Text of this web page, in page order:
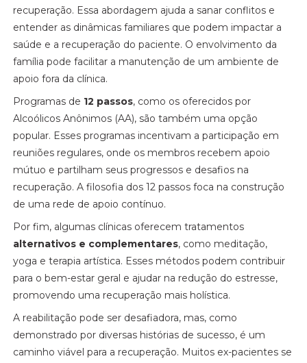
recuperação. Essa abordagem ajuda a sanar conflitos e
entender as dinâmicas familiares que podem impactar a
saúde e a recuperação do paciente. O envolvimento da
família pode facilitar a manutenção de um ambiente de
apoio fora da clínica.
Programas de 12 passos, como os oferecidos por
Alcoólicos Anônimos (AA), são também uma opção
popular. Esses programas incentivam a participação em
reuniões regulares, onde os membros recebem apoio
mútuo e partilham seus progressos e desafios na
recuperação. A filosofia dos 12 passos foca na construção
de uma rede de apoio contínuo.
Por fim, algumas clínicas oferecem tratamentos
alternativos e complementares, como meditação,
yoga e terapia artística. Esses métodos podem contribuir
para o bem-estar geral e ajudar na redução do estresse,
promovendo uma recuperação mais holística.
A reabilitação pode ser desafiadora, mas, como
demonstrado por diversas histórias de sucesso, é um
caminho viável para a recuperação. Muitos ex-pacientes se